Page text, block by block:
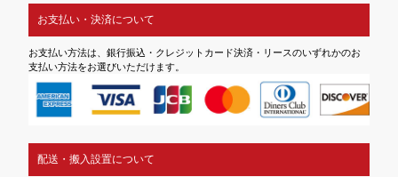
お支払い・決済について
お支払い方法は、銀行振込・クレジットカード決済・リースのいずれかのお
支払い方法をお選びいただけます。
配送・搬入設置について